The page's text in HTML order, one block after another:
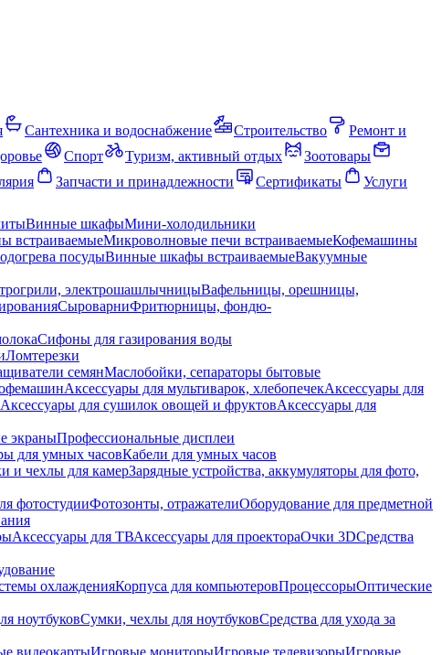
Сантехника и водоснабжение Строительство
Ремонт и
Спорт Туризм, активный отдых
Зоотовары
Запчасти и принадлежности Сертификаты
Услуги
Винные шкафыМини-холодильники
встраиваемыеМикроволновые печи встраиваемыеКофемашины
посудыВинные шкафы встраиваемыеВакуумные
электрошашлычницыВафельницы, орешницы,
СыроварниФритюрницы, фондю-
Сифоны для газирования воды
Ломтерезки
семянМаслобойки, сепараторы бытовые
Аксессуары для мультиварок, хлебопечекАксессуары для
Аксессуары для сушилок овощей и фруктовАксессуары для
экраныПрофессиональные дисплеи
для умных часовКабели для умных часов
и чехлы для камерЗарядные устройства, аккумуляторы для фото,
фотостудииФотозонты, отражателиОборудование для предметной
Аксессуары для ТВАксессуары для проектораОчки 3DСредства
охлажденияКорпуса для компьютеровПроцессорыОптические
ноутбуковСумки, чехлы для ноутбуковСредства для ухода за
видеокартыИгровые мониторыИгровые телевизорыИгровые